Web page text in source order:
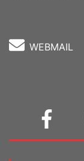
WEBMAIL